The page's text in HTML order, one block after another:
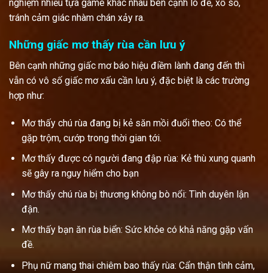
nghiệm nhiều tựa game khác nhau bên cạnh lô đề, xổ số,
tránh cảm giác nhàm chán xảy ra.
Những giấc mơ thấy rùa cần lưu ý
Bên cạnh những giấc mơ báo hiệu điềm lành đang đến thì
vẫn có vô số giấc mơ xấu cần lưu ý, đặc biệt là các trường
hợp như:
Mơ thấy chú rùa đang bị kẻ săn mồi đuổi theo: Có thể
gặp trộm, cướp trong thời gian tới.
Mơ thấy được có người đang đập rùa: Kẻ thù xung quanh
sẽ gây ra nguy hiểm cho bạn
Mơ thấy chú rùa bị thương không bò nổi: Tình duyên lận
đận.
Mơ thấy bạn ăn rùa biển: Sức khỏe có khả năng gặp vấn
đề.
Phụ nữ mang thai chiêm bao thấy rùa: Cẩn thận tình cảm,